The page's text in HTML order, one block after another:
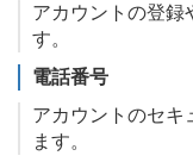
アカウントの登録
す。
電話番号
アカウントのセキ
ます。